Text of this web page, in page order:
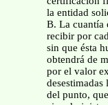
la entidad
B. La cuantía
recibir por
sin que ésta
obtendrá de
por el valor
del punto,